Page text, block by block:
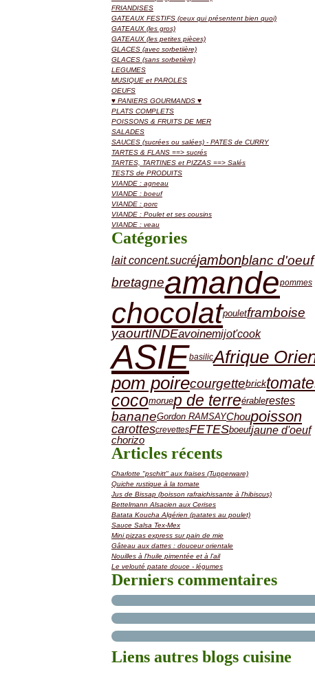
FRIANDISES
GATEAUX FESTIFS (ceux qui présentent bien quoi)
GATEAUX (les gros)
GATEAUX (les petites pièces)
GLACES (avec sorbetiière)
GLACES (sans sorbetière)
LEGUMES
MUSIQUE et PAROLES
OEUFS
♥ PANIERS GOURMANDS ♥
PLATS COMPLETS
POISSONS & FRUITS DE MER
SALADES
SAUCES (sucrées ou salées) - PATES de CURRY
TARTES & FLANS ==> sucrés
TARTES, TARTINES et PIZZAS ==> Salés
TESTS de PRODUITS
VIANDE : agneau
VIANDE : boeuf
VIANDE : porc
VIANDE : Poulet et ses cousins
VIANDE : veau
Catégories
lait concent.sucréjambonblanc d'oeuf
bretagneamandepommes
chocolatpouletframboise
yaourtINDEavoinemijot'cook
ASIEbasilicAfrique
pom poirecourgettebrick
cocomoruep de terreérablerestes
bananeGordon RAMSAYChoupoisson
carottescrevettesFETESboeufjaune d'oeuf
chorizo
Articles récents
Charlotte "pschitt" aux fraises (Tupperware)
Quiche rustique à la tomate
Jus de Bissap (boisson rafraichissante à l'hibiscus)
Bettelmann Alsacien aux Cerises
Batata Koucha Algérien (patates au poulet)
Sauce Salsa Tex-Mex
Mini pizzas express sur pain de mie
Gâteau aux dattes : douceur orientale
Nouilles à l'huile pimentée et à l'ail
Le velouté patate douce - légumes
Derniers commentaires
Liens autres blogs cuisine